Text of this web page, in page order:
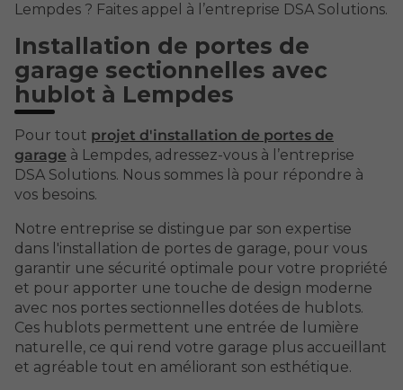
Lempdes ? Faites appel à l’entreprise DSA Solutions.
Installation de portes de
garage sectionnelles avec
hublot à Lempdes
Pour tout projet d'installation de portes de
garage à Lempdes, adressez-vous à l’entreprise
DSA Solutions. Nous sommes là pour répondre à
vos besoins.
Notre entreprise se distingue par son expertise
dans l'installation de portes de garage, pour vous
garantir une sécurité optimale pour votre propriété
et pour apporter une touche de design moderne
avec nos portes sectionnelles dotées de hublots.
Ces hublots permettent une entrée de lumière
naturelle, ce qui rend votre garage plus accueillant
et agréable tout en améliorant son esthétique.